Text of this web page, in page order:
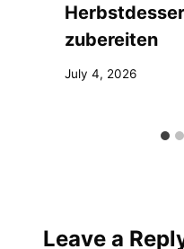
zubereiten
July 4, 2026
Leave a